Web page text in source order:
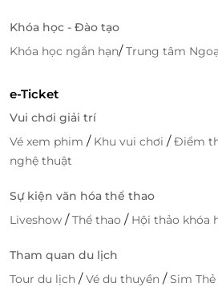
Khóa học - Đào tạo
Khóa học ngắn hạn/Trung tâm
e-Ticket
Vui chơi giải trí
Vé xem phim / Khu vui chơi /Điểm
nghệ thuật
Sự kiện văn hóa thể thao
Liveshow /Thể thao / Hội thảo khóa
Tham quan du lịch
Tour du lịch /Vé du thuyền /Sim Thẻ